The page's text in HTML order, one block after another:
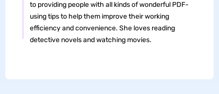
to providing people with all kinds of wonderful PDF-
using tips to help them improve their working
efficiency and convenience. She loves reading
detective novels and watching movies.